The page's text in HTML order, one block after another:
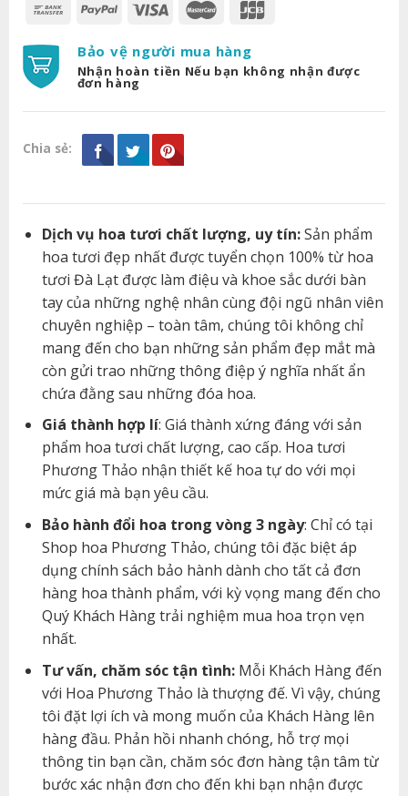
Bảo vệ người mua hàng
Nhận hoàn tiền Nếu bạn không nhận được
đơn hàng
Chia sẻ:
Dịch vụ hoa tươi chất lượng, uy tín:Sản phẩm
hoa tươi đẹp nhất được tuyển chọn 100% từ hoa
tươi Đà Lạt được làm điệu và khoe sắc dưới bàn
tay của những nghệ nhân cùng đội ngũ nhân viên
chuyên nghiệp – toàn tâm, chúng tôi không chỉ
mang đến cho bạn những sản phẩm đẹp mắt mà
còn gửi trao những thông điệp ý nghĩa nhất ẩn
chứa đằng sau những đóa hoa.
Giá thành hợp lí: Giá thành xứng đáng với sản
phẩm hoa tươi chất lượng, cao cấp. Hoa tươi
Phương Thảo nhận thiết kế hoa tự do với mọi
mức giá mà bạn yêu cầu.
Bảo hành đổi hoa trong vòng 3 ngày: Chỉ có tại
Shop hoa Phương Thảo, chúng tôi đặc biệt áp
dụng chính sách bảo hành dành cho tất cả đơn
hàng hoa thành phẩm, với kỳ vọng mang đến cho
Quý Khách Hàng trải nghiệm mua hoa trọn vẹn
nhất.
Tư vấn, chăm sóc tận tình:Mỗi Khách Hàng đến
với Hoa Phương Thảo là thượng đế. Vì vậy, chúng
tôi đặt lợi ích và mong muốn của Khách Hàng lên
hàng đầu. Phản hồi nhanh chóng, hỗ trợ mọi
thông tin bạn cần, chăm sóc đơn hàng tận tâm từ
bước xác nhận đơn cho đến khi bạn nhận được